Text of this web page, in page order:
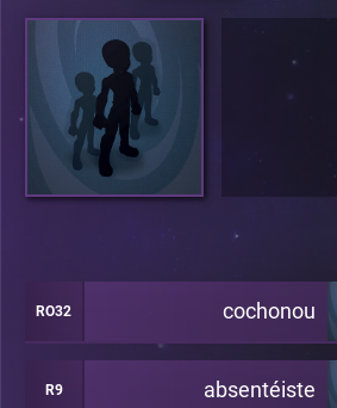
RO32 cochonou
R9 absentéiste